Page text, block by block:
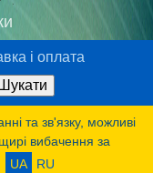
і оплата
та зв'язку, можливі
вибачення за
UA RU